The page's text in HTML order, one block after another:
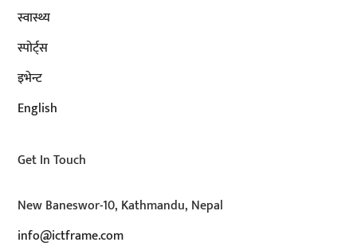
स्वास्थ्य
स्पोर्ट्स
इभेन्ट
English
Get In Touch
New Baneswor-10, Kathmandu, Nepal
info@ictframe.com